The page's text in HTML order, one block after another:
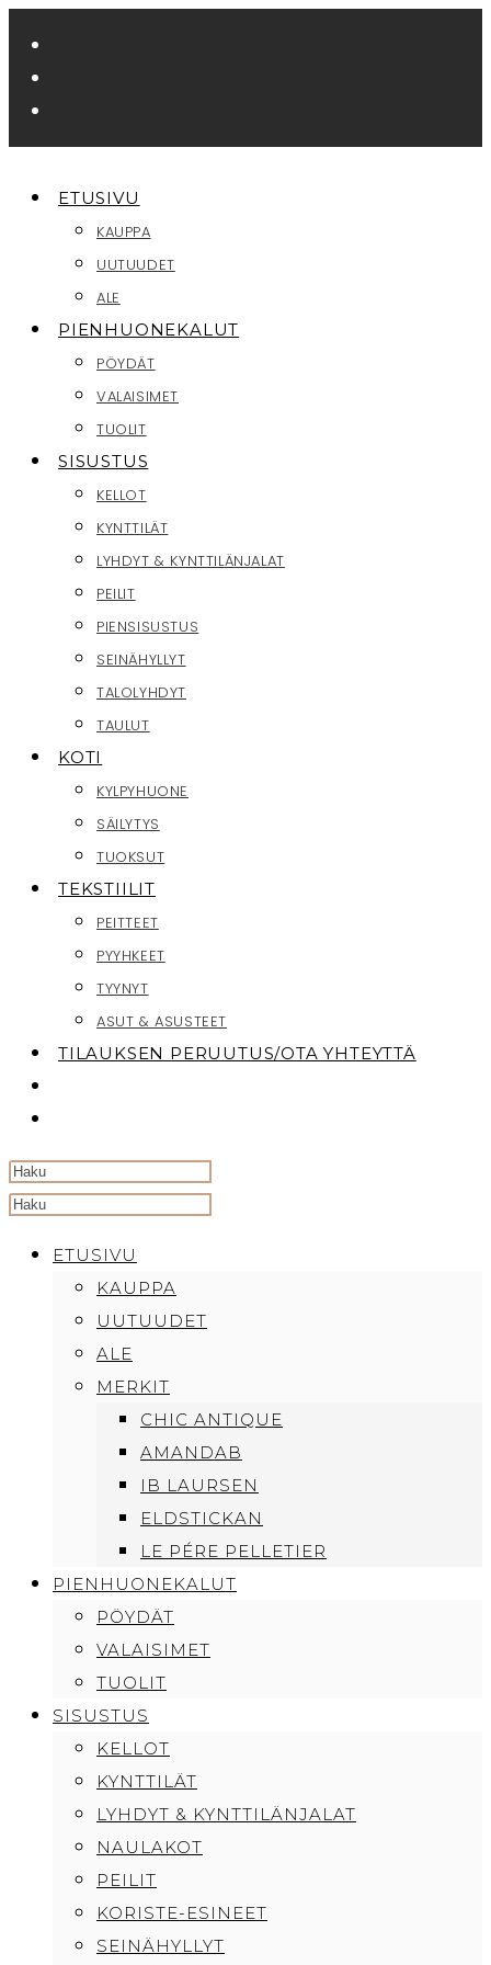
suoraan
sisältöön
ETUSIVU
KAUPPA
UUTUUDET
ALE
PIENHUONEKALUT
PÖYDÄT
VALAISIMET
TUOLIT
SISUSTUS
KELLOT
KYNTTILÄT
LYHDYT & KYNTTILÄNJALAT
PEILIT
PIENSISUSTUS
SEINÄHYLLYT
TALOLYHDYT
TAULUT
KOTI
KYLPYHUONE
SÄILYTYS
TUOKSUT
TEKSTIILIT
PEITTEET
PYYHKEET
TYYNYT
ASUT & ASUSTEET
TILAUKSEN PERUUTUS/OTA YHTEYTTÄ
Search
websiteETUSIVU
KAUPPA
UUTUUDET
ALE
MERKIT
CHIC ANTIQUE
AMANDAB
IB LAURSEN
ELDSTICKAN
LE PÉRE PELLETIER
PIENHUONEKALUT
PÖYDÄT
VALAISIMET
TUOLIT
SISUSTUS
KELLOT
KYNTTILÄT
LYHDYT & KYNTTILÄNJALAT
NAULAKOT
PEILIT
KORISTE-ESINEET
SEINÄHYLLYT